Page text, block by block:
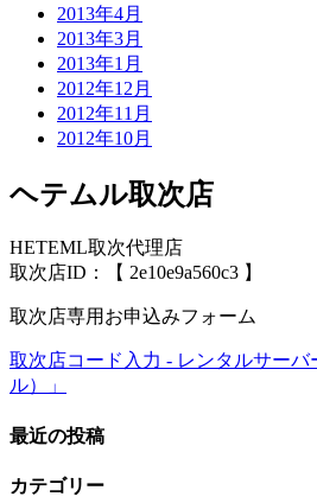
2013年4月
2013年3月
2013年1月
2012年12月
2012年11月
2012年10月
ヘテムル取次店
HETEML取次代理店
取次店ID：【 2e10e9a560c3 】
取次店専用お申込みフォーム
取次店コード入力 - レンタルサーバ
ル）」
最近の投稿
カテゴリー